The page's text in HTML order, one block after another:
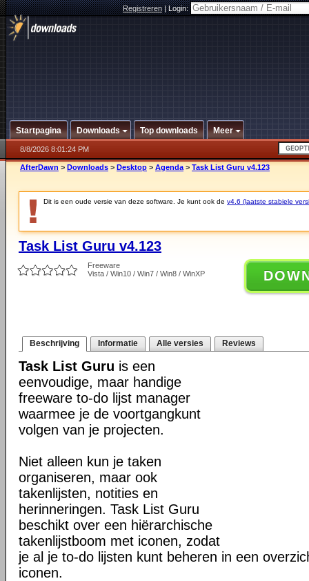
Registreren|Login:
Startpagina Downloads Top downloads Meer
8/8/2026 8:01:24 PM
AfterDawn > Downloads > Desktop > Agenda > Task List Guru v4.123
Dit is een oude versie van deze software. Je kunt ook de v4.6 (laatste stabiele
Task List Guru v4.123
Freeware
Vista / Win10 / Win7 / Win8 / WinXP
Beschrijving Informatie Alle versies Reviews
Task List Guru is een
eenvoudige, maar handige
freeware to-do lijst manager
waarmee je de voortgangkunt
volgen van je projecten.
Niet alleen kun je taken
organiseren, maar ook
takenlijsten, notities en
herinneringen. Task List Guru
beschikt over een hiërarchische
takenlijstboom met iconen, zodat
je al je to-do lijsten kunt beheren in een
iconen.